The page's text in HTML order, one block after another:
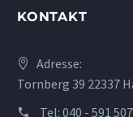
KONTAKT
Adresse:
Tornberg 39 22337
Tel: 040 - 591 507